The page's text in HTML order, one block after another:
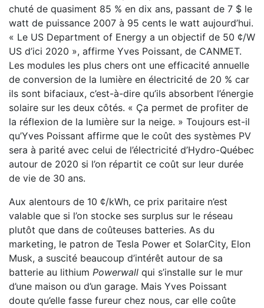
chuté de quasiment 85 % en dix ans, passant de 7 $ le
watt de puissance 2007 à 95 cents le watt aujourd’hui.
« Le US Department of Energy a un objectif de 50 ¢/W
US d’ici 2020 », affirme Yves Poissant, de CANMET.
Les modules les plus chers ont une efficacité annuelle
de conversion de la lumière en électricité de 20 % car
ils sont bifaciaux, c’est-à-dire qu’ils absorbent l’énergie
solaire sur les deux côtés. « Ça permet de profiter de
la réflexion de la lumière sur la neige. » Toujours est-il
qu’Yves Poissant affirme que le coût des systèmes PV
sera à parité avec celui de l’électricité d’Hydro-Québec
autour de 2020 si l’on répartit ce coût sur leur durée
de vie de 30 ans.
Aux alentours de 10 ¢/kWh, ce prix paritaire n’est
valable que si l’on stocke ses surplus sur le réseau
plutôt que dans de coûteuses batteries. As du
marketing, le patron de Tesla Power et SolarCity, Elon
Musk, a suscité beaucoup d’intérêt autour de sa
batterie au lithium Powerwall qui s’installe sur le mur
d’une maison ou d’un garage. Mais Yves Poissant
doute qu’elle fasse fureur chez nous, car elle coûte